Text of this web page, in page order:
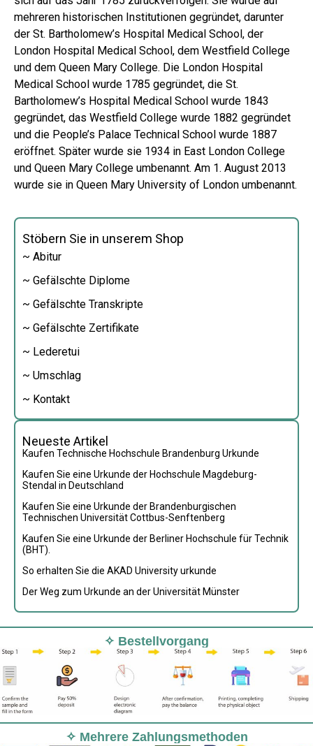
Stöbern Sie in unserem Shop
~ Abitur
~ Gefälschte Diplome
~ Gefälschte Transkripte
~ Gefälschte Zertifikate
~ Lederetui
~ Umschlag
~ Kontakt
Neueste Artikel
Kaufen Technische Hochschule Brandenburg Urkunde
Kaufen Sie eine Urkunde der Hochschule Magdeburg-
Stendal in Deutschland
Kaufen Sie eine Urkunde der Brandenburgischen
Technischen Universität Cottbus-Senftenberg
Kaufen Sie eine Urkunde der Berliner Hochschule für Technik
(BHT).
So erhalten Sie die AKAD University urkunde
Der Weg zum Urkunde an der Universität Münster
mehreren historischen Institutionen gegründet, darunter
der St. Bartholomew’s Hospital Medical School, der
London Hospital Medical School, dem Westfield College
und dem Queen Mary College. Die London Hospital
Medical School wurde 1785 gegründet, die St.
Bartholomew’s Hospital Medical School wurde 1843
gegründet, das Westfield College wurde 1882 gegründet
und die People’s Palace Technical School wurde 1887
eröffnet. Später wurde sie 1934 in East London College
und Queen Mary College umbenannt. Am 1. August 2013
wurde sie in Queen Mary University of London umbenannt.
✧ Bestellvorgang
✧ Mehrere Zahlungsmethoden